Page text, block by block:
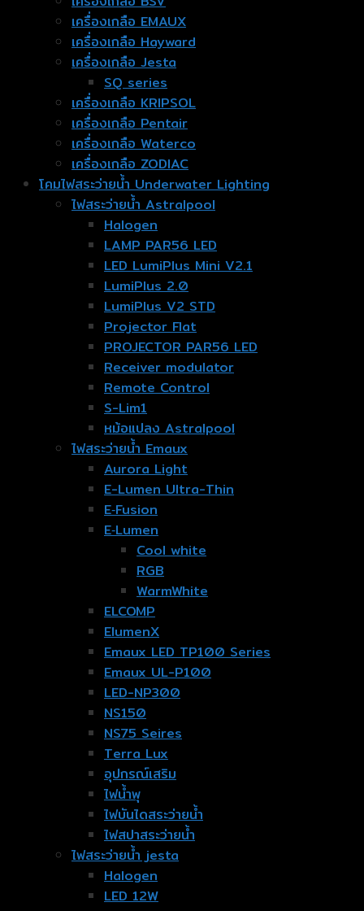
เครื่องเกลือ EMAUX
เครื่องเกลือ Hayward
เครื่องเกลือ Jesta
SQ series
เครื่องเกลือ KRIPSOL
เครื่องเกลือ Pentair
เครื่องเกลือ Waterco
เครื่องเกลือ ZODIAC
โคมไฟสระว่ายน้ำ Underwater Lighting
ไฟสระว่ายน้ำ Astralpool
Halogen
LAMP PAR56 LED
LED LumiPlus Mini V2.1
LumiPlus 2.0
LumiPlus V2 STD
Projector Flat
PROJECTOR PAR56 LED
Receiver modulator
Remote Control
S-Lim1
หม้อแปลง Astralpool
ไฟสระว่ายน้ำ Emaux
Aurora Light
E-Lumen Ultra-Thin
E‐Fusion
E‐Lumen
Cool white
RGB
WarmWhite
ELCOMP
ElumenX
Emaux LED TP100 Series
Emaux UL-P100
LED-NP300
NS150
NS75 Seires
Terra Lux
อุปกรณ์เสริม
ไฟน้ำพุ
ไฟบันไดสระว่ายน้ำ
ไฟสปาสระว่ายน้ำ
ไฟสระว่ายน้ำ jesta
Halogen
LED 12W